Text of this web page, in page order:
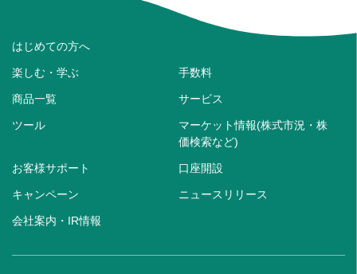
はじめての方へ
楽しむ・学ぶ 手数料
商品一覧 サービス
ツール
マーケット情報(株式市況・株
価検索など)
お客様サポート 口座開設
キャンペーン ニュースリリース
会社案内・IR情報